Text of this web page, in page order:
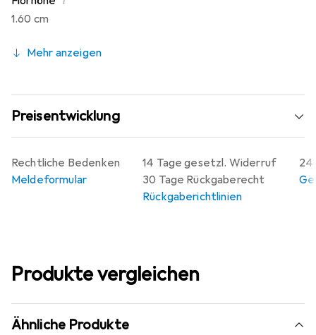
1.60 cm
Mehr anzeigen
Preisentwicklung
14 Tage gesetzl. Widerruf
30 Tage Rückgaberecht
Rückgaberichtlinien
24
Rechtliche Bedenken
Meldeformular
Produkte vergleichen
Ähnliche Produkte